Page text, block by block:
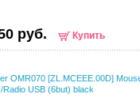
руб. Купить
OMR070 [ZL.MCEEE.00D]
Radio USB (6but) black